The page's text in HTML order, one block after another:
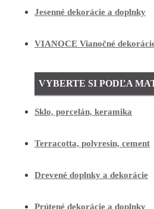
Jesenné dekorácie a doplnky
VIANOCE Vianočné
VYBERTE SI PODĽA
Sklo, porcelán, keramika
Terracotta, polyresin, cement
Drevené doplnky a dekorácie
Prútené dekorácie a doplnky